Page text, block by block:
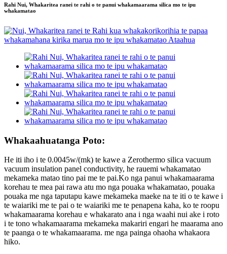
Rahi Nui, Whakaritea ranei te rahi o te panui whakamaarama silica mo te ipu
whakamatao
Whakaahuatanga Poto:
He iti iho i te 0.0045w/(mk) te kawe a Zerothermo silica vacuum
vacuum insulation panel conductivity, he rauemi whakamatao
mekameka matao tino pai me te pai.Ko nga panui whakamaarama
korehau te mea pai rawa atu mo nga pouaka whakamatao, pouaka
pouaka me nga taputapu kawe mekameka maeke na te iti o te kawe i
te waiariki me te pai o te waiariki me te penapena kaha, ko te roopu
whakamaarama korehau e whakarato ana i nga waahi nui ake i roto
i te tono whakamaarama mekameka makariri engari he maarama ano
te paanga o te whakamaarama. me nga painga ohaoha whakaora
hiko.